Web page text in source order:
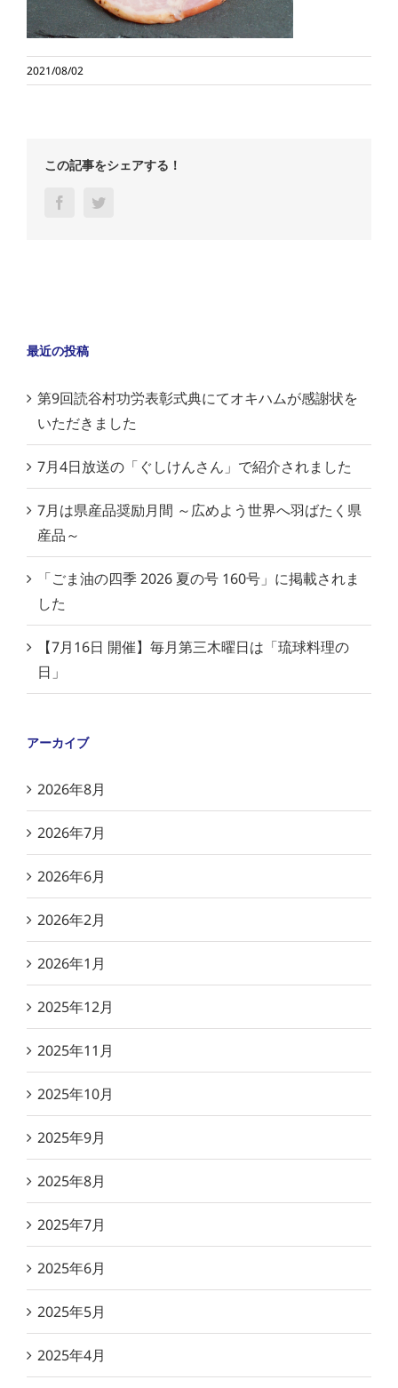
2021/08/02
この記事をシェアする！
Facebook
最近の投稿
第9回読谷村功労表彰式典にてオキハムが感謝状を
いただきました
7月4日放送の「ぐしけんさん」で紹介されました
7月は県産品奨励月間 ～広めよう世界へ羽ばたく県
産品～
「ごま油の四季 2026 夏の号 160号」に掲載されま
した
【7月16日 開催】毎月第三木曜日は「琉球料理の
日」
アーカイブ
2026年8月
2026年7月
2026年6月
2026年2月
2026年1月
2025年12月
2025年11月
2025年10月
2025年9月
2025年8月
2025年7月
2025年6月
2025年5月
2025年4月